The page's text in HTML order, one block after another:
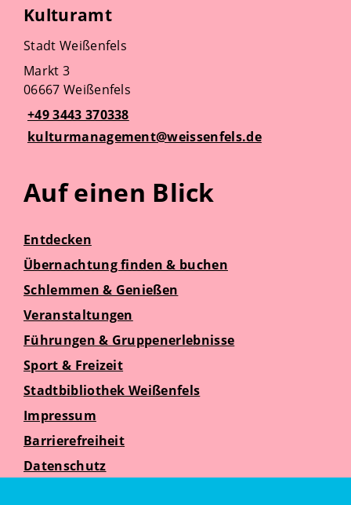
Kulturamt
Stadt Weißenfels
Markt 3
06667 Weißenfels
+49 3443 370338
kulturmanagement@weissenfels.de
Auf einen Blick
Entdecken
Übernachtung finden & buchen
Schlemmen & Genießen
Veranstaltungen
Führungen & Gruppenerlebnisse
Sport & Freizeit
Stadtbibliothek Weißenfels
Impressum
Barrierefreiheit
Datenschutz